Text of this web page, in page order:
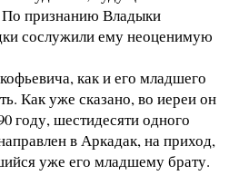
По признанию Владыки
сослужили ему неоценимую
как и его младшего
Как уже сказано, во иереи он
году, шестидесяти одного
в Аркадак, на приход,
уже его младшему брату.